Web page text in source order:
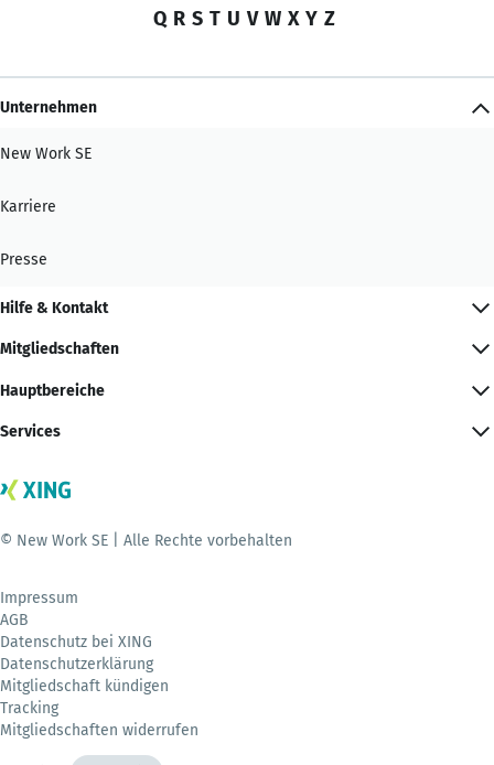
Q R S T U V W X Y Z
Unternehmen
New Work SE
Karriere
Presse
Hilfe & Kontakt
Mitgliedschaften
Hauptbereiche
Services
© New Work SE | Alle Rechte vorbehalten
Impressum
AGB
Datenschutz bei XING
Datenschutzerklärung
Mitgliedschaft kündigen
Tracking
Mitgliedschaften widerrufen